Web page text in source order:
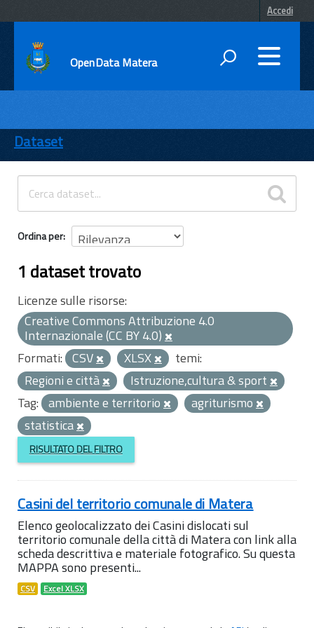
Accedi
OpenData Matera
ENTI
TEMI
INFORMAZIONI
Dataset
Ordina per
1 dataset trovato
Licenze sulle risorse:
Creative Commons Attribuzione 4.0
Internazionale (CC BY 4.0)
Formati: CSV XLSX
temi:
Regioni e città
Istruzione,cultura & sport
Tag: ambiente e territorio
agriturismo
statistica
RISULTATO DEL FILTRO
Casini del territorio comunale di Matera
Elenco geolocalizzato dei Casini dislocati sul
territorio comunale della città di Matera con link alla
scheda descrittiva e materiale fotografico. Su questa
MAPPA sono presenti...
CSV Excel XLSX